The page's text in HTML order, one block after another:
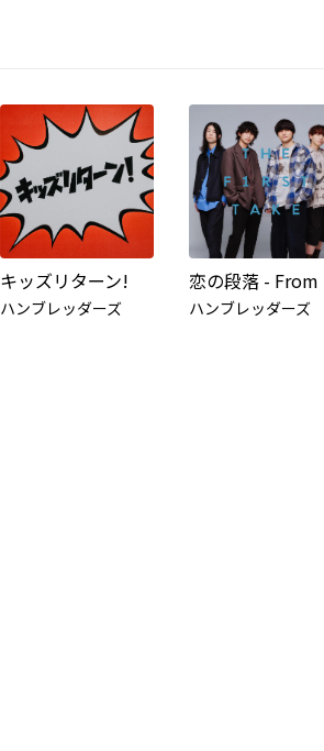
キッズリターン!
ハンブレッダーズ ハンブレッダーズ